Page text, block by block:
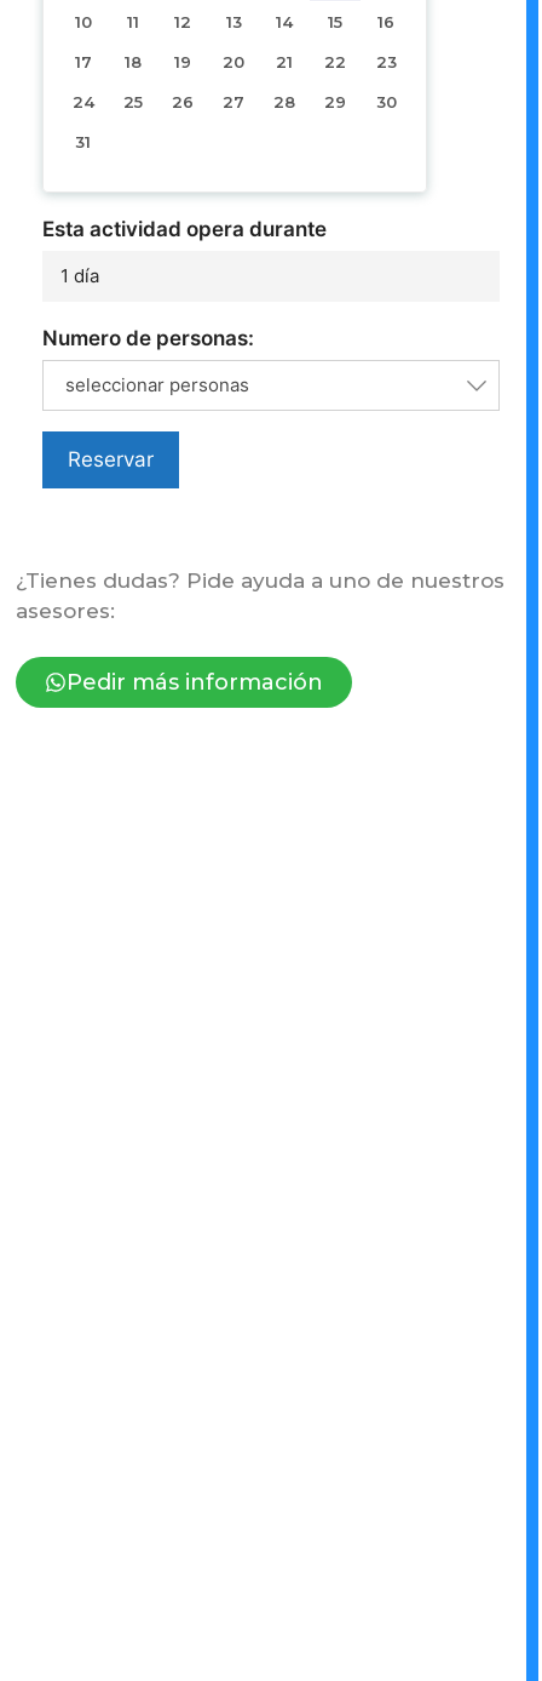
10 11 12 13 14 15 16
17 18 19 20 21 22 23
24 25 26 27 28 29 30
31
Esta actividad opera durante
1 día
Numero de personas:
seleccionar personas
Reservar
¿Tienes dudas? Pide ayuda a uno de nuestros
asesores:
Pedir más información